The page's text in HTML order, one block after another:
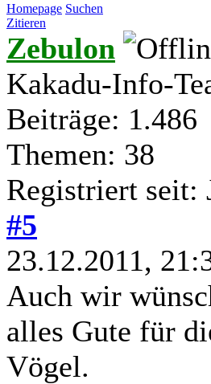
Homepage Suchen
Zitieren
Zebulon
Kakadu-Info-
Beiträge: 1.486
Themen: 38
Registriert seit:
#5
23.12.2011,
Auch wir
alles Gute für
Vögel.